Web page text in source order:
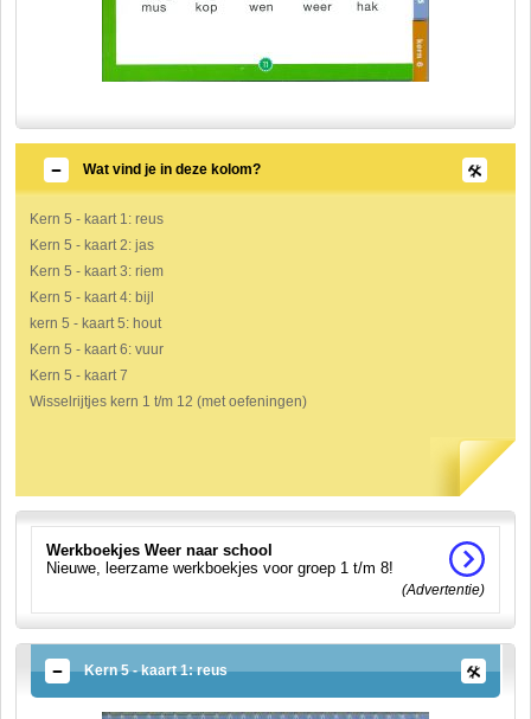
Wat vind je in deze kolom?
Kern 5 - kaart 1: reus
Kern 5 - kaart 2: jas
Kern 5 - kaart 3: riem
Kern 5 - kaart 4: bijl
kern 5 - kaart 5: hout
Kern 5 - kaart 6: vuur
Kern 5 - kaart 7
Wisselrijtjes kern 1 t/m 12 (met oefeningen)
Werkboekjes Weer naar school
Nieuwe, leerzame werkboekjes voor groep 1 t/m 8!
(Advertentie)
Kern 5 - kaart 1: reus